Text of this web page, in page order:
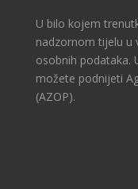
U bilo kojem
nadzornom tijelu u
osobnih podataka.
možete podnijeti
(AZOP).